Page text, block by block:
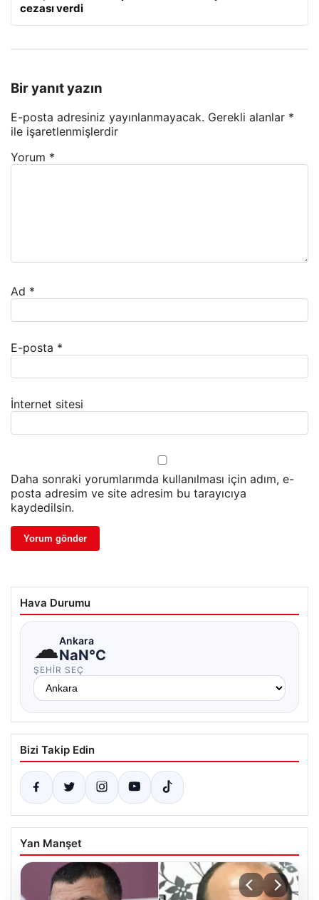
cezası verdi
Bir yanıt yazın
E-posta adresiniz yayınlanmayacak. Gerekli alanlar *
ile işaretlenmişlerdir
Yorum *
Ad *
E-posta *
İnternet sitesi
Daha sonraki yorumlarımda kullanılması için adım, e-
posta adresim ve site adresim bu tarayıcıya
kaydedilsin.
Hava Durumu
☁Ankara
NaN°C
ŞEHIR SEÇ
Bizi Takip Edin
Yan Manşet